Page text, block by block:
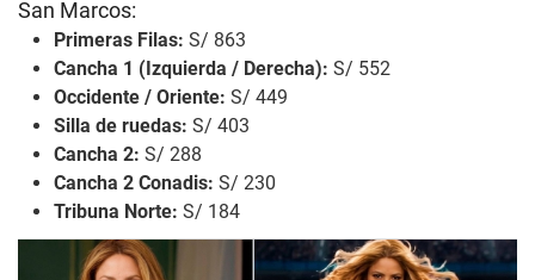
San Marcos:
Primeras Filas: S/ 863
Cancha 1 (Izquierda / Derecha): S/ 552
Occidente / Oriente: S/ 449
Silla de ruedas: S/ 403
Cancha 2: S/ 288
Cancha 2 Conadis: S/ 230
Tribuna Norte: S/ 184